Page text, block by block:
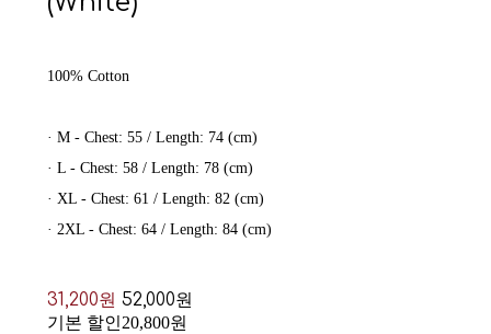
100% Cotton
· M - Chest: 55 / Length: 74 (cm)
· L - Chest: 58 / Length: 78 (cm)
· XL - Chest: 61 / Length: 82 (cm)
· 2XL - Chest: 64 / Length: 84 (cm)
31,200원 52,000원
기본 할인20,800원